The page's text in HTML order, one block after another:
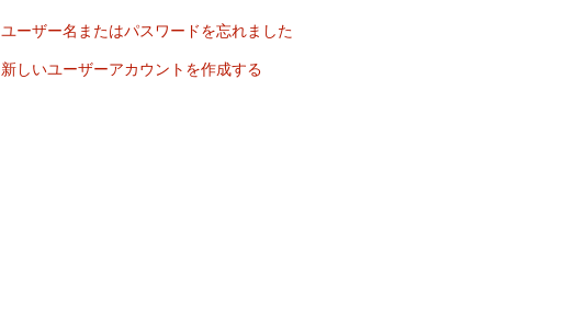
ユーザー名またはパスワードを忘れました
新しいユーザーアカウントを作成する